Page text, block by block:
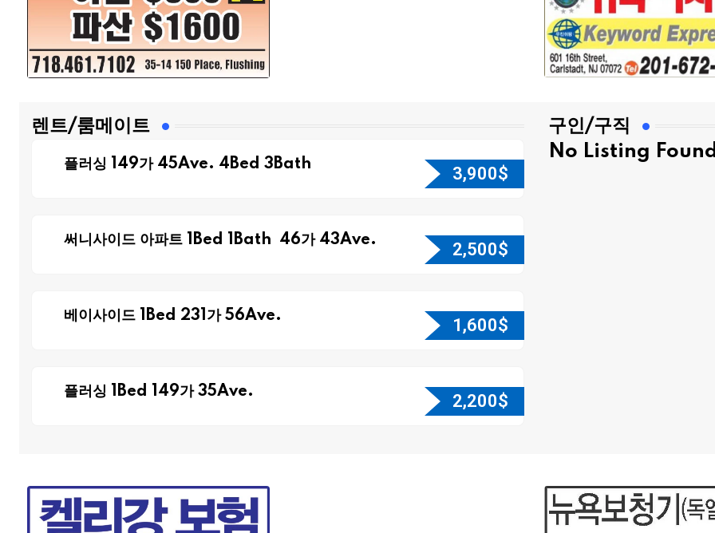
렌트/룸메이트
플러싱 149가 45Ave. 4Bed 3Bath 3,900$
써니사이드 아파트 1Bed 1Bath 46가 43Ave. 2,500$
베이사이드 1Bed 231가 56Ave. 1,600$
플러싱 1Bed 149가 35Ave. 2,200$
구인/구직
No Listing